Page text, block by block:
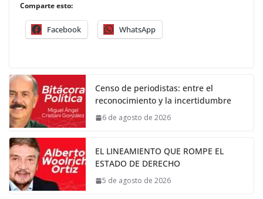
Comparte esto:
Facebook WhatsApp
Censo de periodistas: entre el
reconocimiento y la incertidumbre
6 de agosto de 2026
EL LINEAMIENTO QUE ROMPE EL
ESTADO DE DERECHO
5 de agosto de 2026